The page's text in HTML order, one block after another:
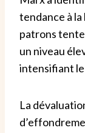
tendance à
patrons
un niveau
intensifiant
La